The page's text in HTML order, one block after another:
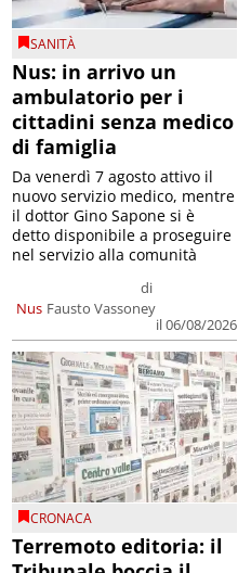
SANITÀ
Nus: in arrivo un
ambulatorio per i
cittadini senza medico
di famiglia
Nus
di
Fausto Vassoney
il 06/08/2026
Da venerdì 7 agosto attivo il
nuovo servizio medico, mentre
il dottor Gino Sapone si è
detto disponibile a proseguire
nel servizio alla comunità
CRONACA
Terremoto editoria: il